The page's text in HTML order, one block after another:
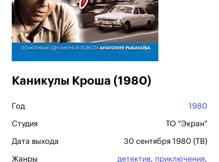
Каникулы Кроша (1980)
Год 1980
Студия ТО "Экран"
Дата выхода 30 сентября 1980 (ТВ)
Жанры детектив, приключения,